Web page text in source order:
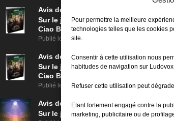
Pour permettre la meilleure
technologies telles que les cookies
site.
Consentir à cette utilisation nous
habitudes de navigation sur
Refuser cette utilisation peut
Etant fortement engagé contre la
marketing, publicitaire ou de
Avis de
Sur le jeu Detective Box -
Ciao Bella
Publié le il y a 2 jours
Avis de
morlockbob
Sur le jeu Detective Box -
Ciao Bella
Publié le il y a 2 jours
80%
Avis de
morlockbob
Sur le jeu Aeterna
70%